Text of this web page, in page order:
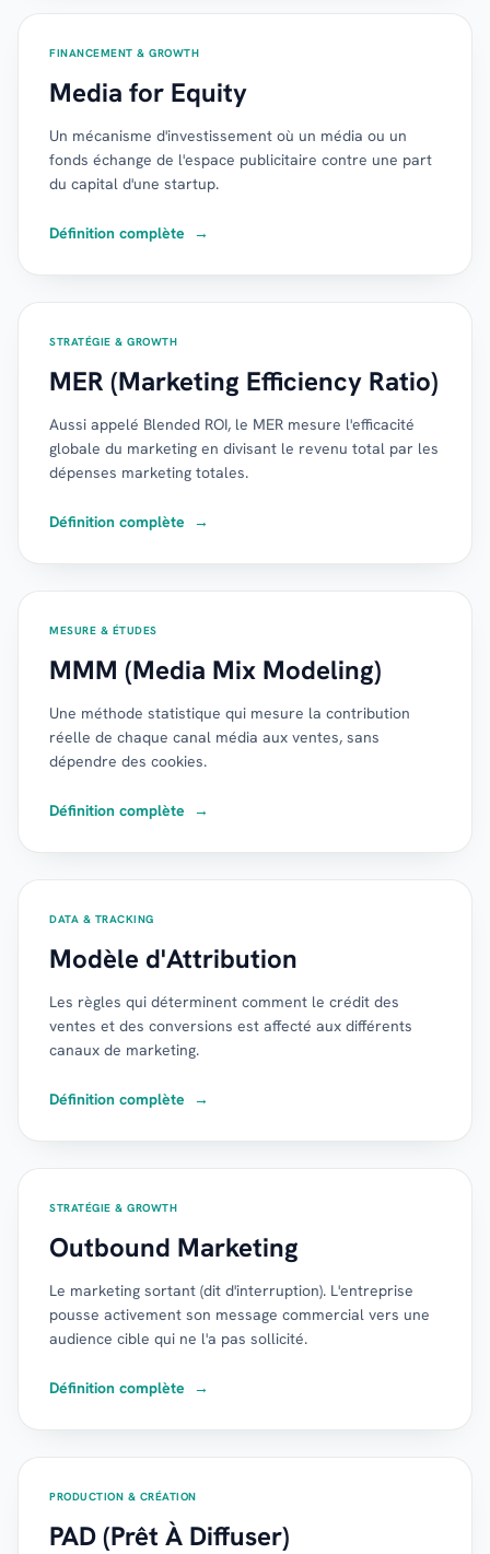
FINANCEMENT & GROWTH
Media for Equity
Un mécanisme d'investissement où un média ou un
fonds échange de l'espace publicitaire contre une part
du capital d'une startup.
Définition complète →
STRATÉGIE & GROWTH
MER (Marketing Efficiency Ratio)
Aussi appelé Blended ROI, le MER mesure l'efficacité
globale du marketing en divisant le revenu total par les
dépenses marketing totales.
Définition complète →
MESURE & ÉTUDES
MMM (Media Mix Modeling)
Une méthode statistique qui mesure la contribution
réelle de chaque canal média aux ventes, sans
dépendre des cookies.
Définition complète →
DATA & TRACKING
Modèle d'Attribution
Les règles qui déterminent comment le crédit des
ventes et des conversions est affecté aux différents
canaux de marketing.
Définition complète →
STRATÉGIE & GROWTH
Outbound Marketing
Le marketing sortant (dit d'interruption). L'entreprise
pousse activement son message commercial vers une
audience cible qui ne l'a pas sollicité.
Définition complète →
PRODUCTION & CRÉATION
PAD (Prêt À Diffuser)